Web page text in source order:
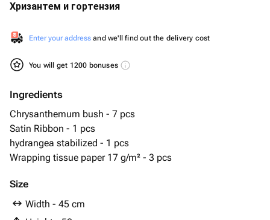
Хризантем и гортензия
Enter your address and we'll find out the delivery cost
You will get 1200 bonuses
Ingredients
Chrysanthemum bush - 7 pcs
Satin Ribbon - 1 pcs
hydrangea stabilized - 1 pcs
Wrapping tissue paper 17 g/m² - 3 pcs
Size
Width - 45 cm